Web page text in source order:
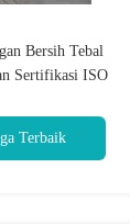
Bersih Tebal
Sertifikasi ISO
Terbaik